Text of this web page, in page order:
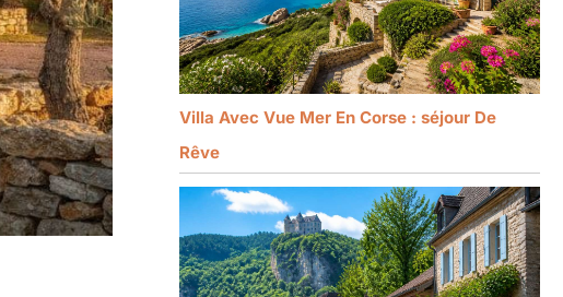
Villa Avec Vue Mer En Corse : séjour De
Rêve